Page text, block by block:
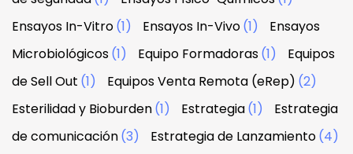
Ensayos In-Vitro(1) Ensayos In-Vivo(1)
Ensayos
Microbiológicos(1) Equipo Formadoras(1)
Equipos
de Sell Out (1) Equipos Venta Remota (eRep) (2)
Esterilidad y Bioburden(1) Estrategia(1)
Estrategia
de comunicación(3) Estrategia de Lanzamiento(4)